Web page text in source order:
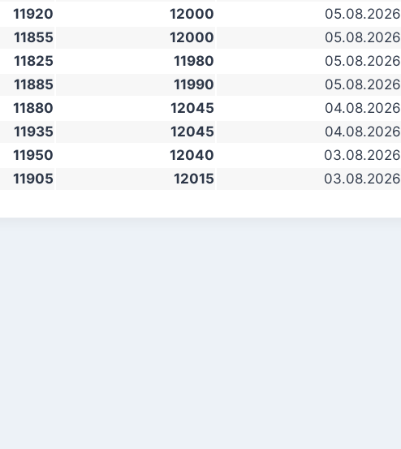
11920 12000
05.08.2026
11855 12000
05.08.2026
11825 11980
05.08.2026
11885 11990
05.08.2026
11880 12045
04.08.2026
11935 12045
04.08.2026
11950 12040
03.08.2026
11905 12015 03.08.2026